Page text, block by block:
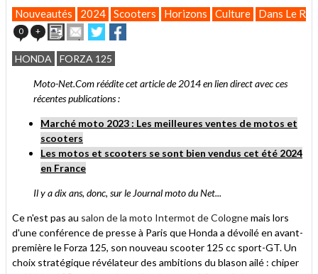
Nouveautés 2024 Scooters Horizons Culture Dans Le
0 + ImprimerEnvoyer
cet
article
à
un
ami
Partager
sur
Twitter
sur
Facebook
HONDA FORZA 125
Moto-Net.Com réédite cet article de 2014 en lien direct avec ces
récentes publications :
Marché moto 2023 : Les meilleures ventes de motos et
scooters
Les motos et scooters se sont bien vendus cet été 2024
en France
Il y a dix ans, donc, sur le Journal moto du Net...
Ce n'est pas au salon de la moto Intermot de Colognemais lors
d'une conférence de presse à Paris que Honda a dévoilé en avant-
première le Forza 125, son nouveau scooter 125 cc sport-GT. Un
choix stratégique révélateur des ambitions du blason ailé : chiper